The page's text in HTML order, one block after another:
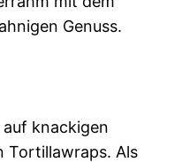
Genuss.
auf knackigen
Tortillawraps. Als